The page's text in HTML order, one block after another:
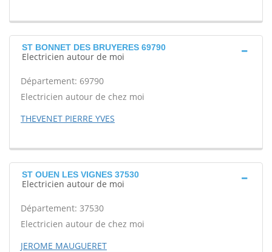
ST BONNET DES BRUYERES 69790
Electricien autour de moi
Département: 69790
Electricien autour de chez moi
THEVENET PIERRE YVES
ST OUEN LES VIGNES 37530
Electricien autour de moi
Département: 37530
Electricien autour de chez moi
JEROME MAUGUERET